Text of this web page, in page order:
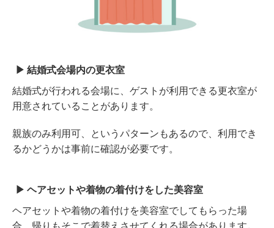
結婚式会場内の更衣室
結婚式が行われる会場に、ゲストが利用できる更衣室が
用意されていることがあります。
親族のみ利用可、というパターンもあるので、利用でき
るかどうかは事前に確認が必要です。
ヘアセットや着物の着付けをした美容室
ヘアセットや着物の着付けを美容室でしてもらった場
合、帰りもそこで着替えさせてくれる場合があります。